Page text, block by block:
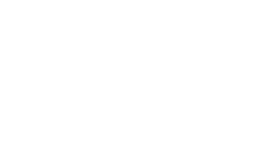
производитель модной женской
работы в производственной сфере.
швейного производства,
собственные коллекции, но и
для других крупных
до 15:59 воскресенья,
из Москвы.
Via Estelar